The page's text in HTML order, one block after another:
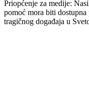
Priopćenje za medije:
pomoć mora biti
tragičnog događaja u